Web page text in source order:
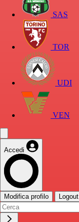
SAS
TOR
UDI
VEN
Accedi
Modifica profilo Logout